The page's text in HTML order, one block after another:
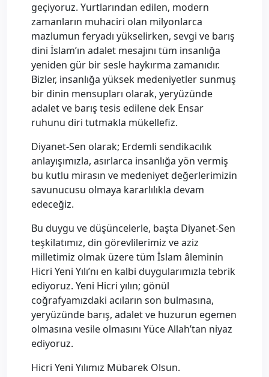
geçiyoruz. Yurtlarından edilen, modern
zamanların muhaciri olan milyonlarca
mazlumun feryadı yükselirken, sevgi ve barış
dini İslam’ın adalet mesajını tüm insanlığa
yeniden gür bir sesle haykırma zamanıdır.
Bizler, insanlığa yüksek medeniyetler sunmuş
bir dinin mensupları olarak, yeryüzünde
adalet ve barış tesis edilene dek Ensar
ruhunu diri tutmakla mükellefiz.
Diyanet-Sen olarak; Erdemli sendikacılık
anlayışımızla, asırlarca insanlığa yön vermiş
bu kutlu mirasın ve medeniyet değerlerimizin
savunucusu olmaya kararlılıkla devam
edeceğiz.
Bu duygu ve düşüncelerle, başta Diyanet-Sen
teşkilatımız, din görevlilerimiz ve aziz
milletimiz olmak üzere tüm İslam âleminin
Hicri Yeni Yılı’nı en kalbi duygularımızla tebrik
ediyoruz. Yeni Hicri yılın; gönül
coğrafyamızdaki acıların son bulmasına,
yeryüzünde barış, adalet ve huzurun egemen
olmasına vesile olmasını Yüce Allah’tan niyaz
ediyoruz.
Hicri Yeni Yılımız Mübarek Olsun.